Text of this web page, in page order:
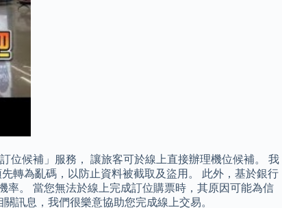
位候補」服務， 讓旅客可於線上直接辦理機位候補。 我
轉為亂碼，以防止資料被截取及盜用。 此外，基於銀行
。 當您無法於線上完成訂位購票時，其原因可能為信
訊息，我們很樂意協助您完成線上交易。